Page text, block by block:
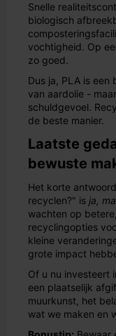
Snelle
biologisch
vochtigheid. Op
zo goed.
Dus ja, PLA is
van aardolie -
schuldgevoel.
de beste manier.
Laatste
bewuste
Het korte
recyclen?" is ja,
wachten op
recyclingopties
kleine
grote impact
Of u nu investeert
een plaatselijk
muurkunst, het
wat we maken en